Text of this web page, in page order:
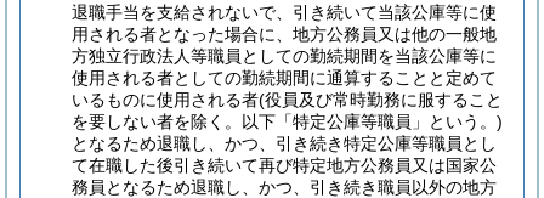
退職手当を支給されないで、引き続いて当該公庫等に使
用される者となった場合に、地方公務員又は他の一般地
方独立行政法人等職員としての勤続期間を当該公庫等に
使用される者としての勤続期間に通算することと定めて
いるものに使用される者(役員及び常時勤務に服すること
を要しない者を除く。以下「特定公庫等職員」という。)
となるため退職し、かつ、引き続き特定公庫等職員とし
て在職した後引き続いて再び特定地方公務員又は国家公
務員となるため退職し、かつ、引き続き職員以外の地方